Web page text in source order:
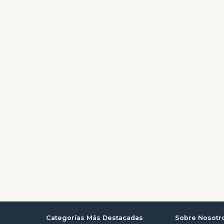
Categorías Más Destacadas Sobre